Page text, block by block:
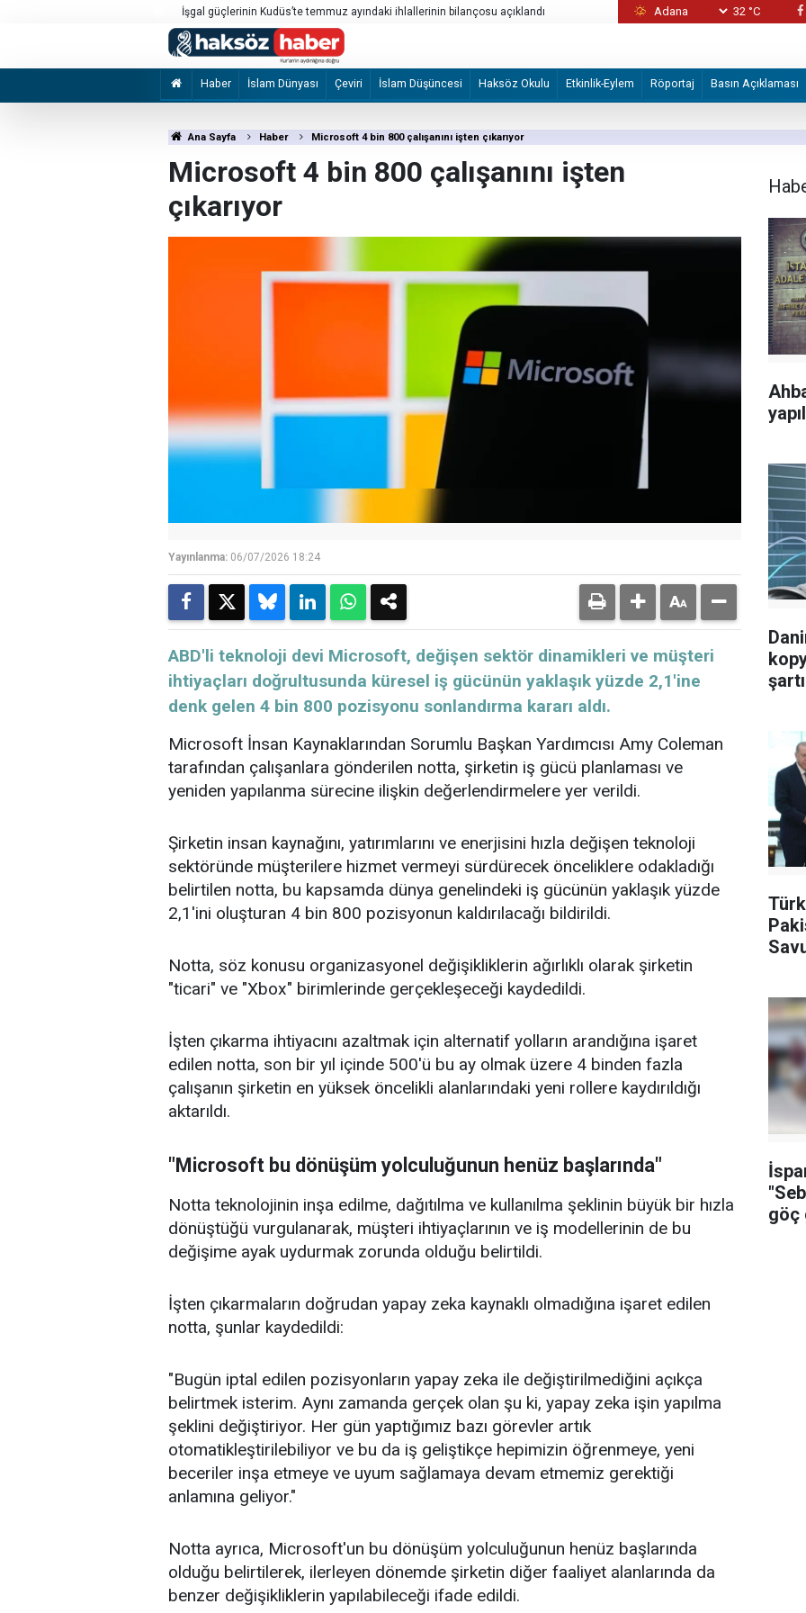
İşgal güçlerinin Kudüs’te temmuz ayındaki ihlallerinin bilançosu açıklandı İşgal güçleri, yerinden edilenlerin dönüşü
32 °C
Haber İslam Dünyası Çeviri İslam Düşüncesi Haksöz Okulu Etkinlik-Eylem Röportaj Basın Açıklaması
Ana Sayfa Haber Microsoft 4 bin 800 çalışanını işten çıkarıyor
Microsoft 4 bin 800 çalışanını işten
çıkarıyor
Yayınlanma: 06/07/2026 18:24
ABD'li teknoloji devi Microsoft, değişen sektör dinamikleri ve müşteri
ihtiyaçları doğrultusunda küresel iş gücünün yaklaşık yüzde 2,1'ine
denk gelen 4 bin 800 pozisyonu sonlandırma kararı aldı.
Microsoft İnsan Kaynaklarından Sorumlu Başkan Yardımcısı Amy Coleman
tarafından çalışanlara gönderilen notta, şirketin iş gücü planlaması ve
yeniden yapılanma sürecine ilişkin değerlendirmelere yer verildi.
Şirketin insan kaynağını, yatırımlarını ve enerjisini hızla değişen teknoloji
sektöründe müşterilere hizmet vermeyi sürdürecek önceliklere odakladığı
belirtilen notta, bu kapsamda dünya genelindeki iş gücünün yaklaşık yüzde
2,1'ini oluşturan 4 bin 800 pozisyonun kaldırılacağı bildirildi.
Notta, söz konusu organizasyonel değişikliklerin ağırlıklı olarak şirketin
"ticari" ve "Xbox" birimlerinde gerçekleşeceği kaydedildi.
İşten çıkarma ihtiyacını azaltmak için alternatif yolların arandığına işaret
edilen notta, son bir yıl içinde 500'ü bu ay olmak üzere 4 binden fazla
çalışanın şirketin en yüksek öncelikli alanlarındaki yeni rollere kaydırıldığı
aktarıldı.
"Microsoft bu dönüşüm yolculuğunun henüz başlarında"
Notta teknolojinin inşa edilme, dağıtılma ve kullanılma şeklinin büyük bir hızla
dönüştüğü vurgulanarak, müşteri ihtiyaçlarının ve iş modellerinin de bu
değişime ayak uydurmak zorunda olduğu belirtildi.
İşten çıkarmaların doğrudan yapay zeka kaynaklı olmadığına işaret edilen
notta, şunlar kaydedildi:
"Bugün iptal edilen pozisyonların yapay zeka ile değiştirilmediğini açıkça
belirtmek isterim. Aynı zamanda gerçek olan şu ki, yapay zeka işin yapılma
şeklini değiştiriyor. Her gün yaptığımız bazı görevler artık
otomatikleştirilebiliyor ve bu da iş geliştikçe hepimizin öğrenmeye, yeni
beceriler inşa etmeye ve uyum sağlamaya devam etmemiz gerektiği
anlamına geliyor."
Notta ayrıca, Microsoft'un bu dönüşüm yolculuğunun henüz başlarında
olduğu belirtilerek, ilerleyen dönemde şirketin diğer faaliyet alanlarında da
benzer değişikliklerin yapılabileceği ifade edildi.
göç